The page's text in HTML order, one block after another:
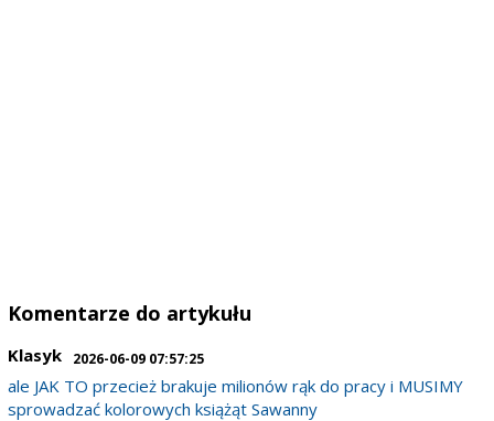
Komentarze do artykułu
Klasyk 2026-06-09 07:57:25
ale JAK TO przecież brakuje milionów rąk do pracy i MUSIMY
sprowadzać kolorowych książąt Sawanny